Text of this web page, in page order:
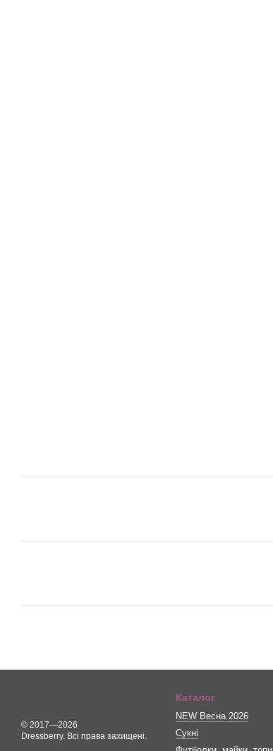
© 2017—2026
Dressberry. Всі права захищені.
Каталог
NEW Весна 2026
Сукні